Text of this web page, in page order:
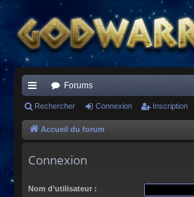
ac
co
s
Forums
Rechercher Connexion Inscription
Accueil du forum
Connexion
Nom d’utilisateur :